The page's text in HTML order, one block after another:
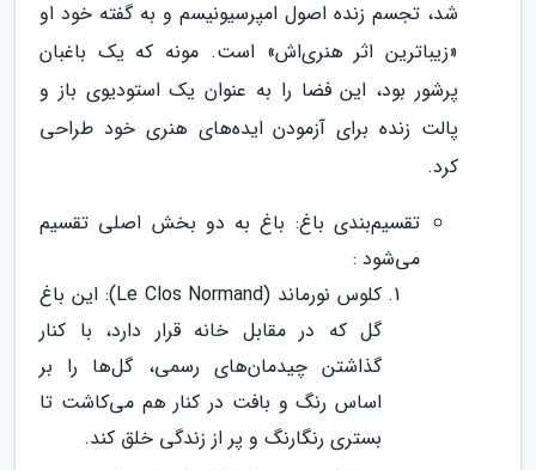
شد، تجسم زنده اصول امپرسیونیسم و به گفته خود او
«زیباترین اثر هنری‌اش» است. مونه که یک باغبان
پرشور بود، این فضا را به عنوان یک استودیوی باز و
پالت زنده برای آزمودن ایده‌های هنری خود طراحی
کرد.
تقسیم‌بندی باغ: باغ به دو بخش اصلی تقسیم
می‌شود :
کلوس نورماند (Le Clos Normand): این باغ
گل که در مقابل خانه قرار دارد، با کنار
گذاشتن چیدمان‌های رسمی، گل‌ها را بر
اساس رنگ و بافت در کنار هم می‌کاشت تا
بستری رنگارنگ و پر از زندگی خلق کند.